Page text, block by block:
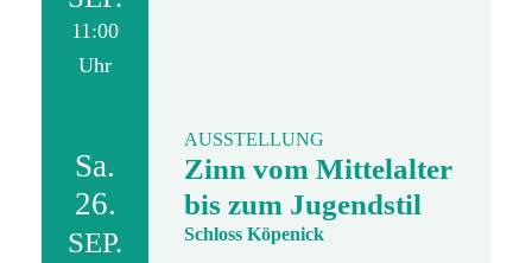
11:00
Uhr
Sa.
26.
SEP.
AUSSTELLUNG
Zinn vom Mittelalter
bis zum Jugendstil
Schloss Köpenick